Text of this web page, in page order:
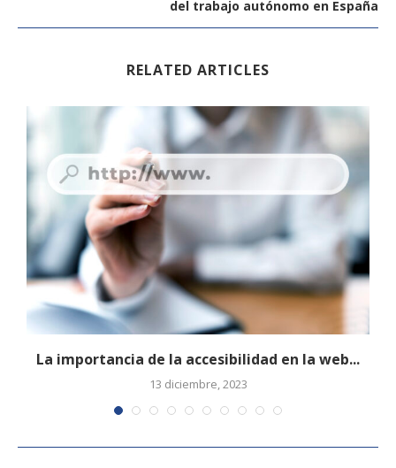
del trabajo autónomo en España
RELATED ARTICLES
La importancia de la accesibilidad en la web...
13 diciembre, 2023